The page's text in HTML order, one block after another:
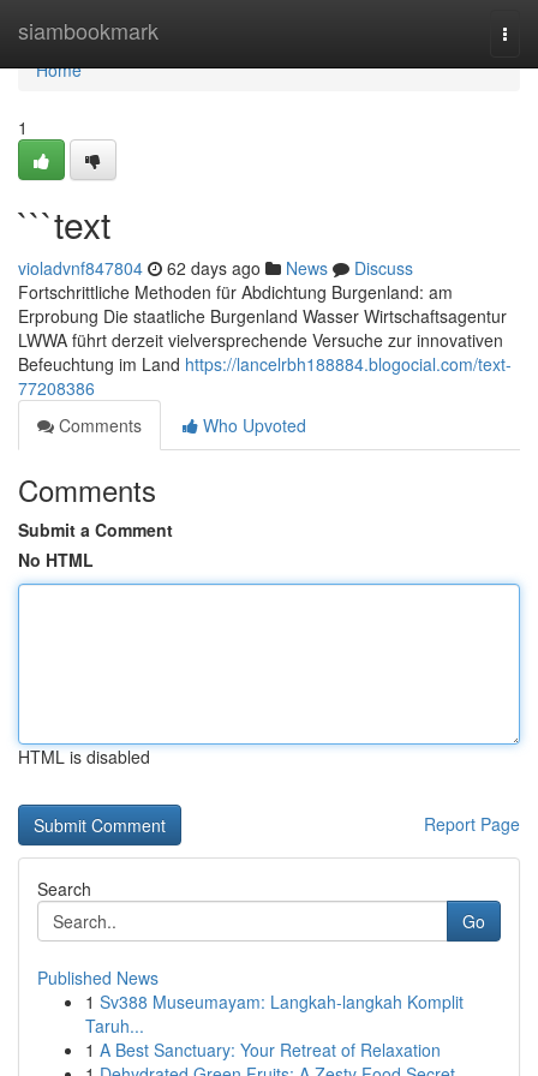
siambookmark
Home
Home
1
```text
violadvnf847804 62 days ago News
Discuss
Fortschrittliche Methoden für Abdichtung Burgenland: am
Erprobung Die staatliche Burgenland Wasser Wirtschaftsagentur
LWWA führt derzeit vielversprechende Versuche zur innovativen
Befeuchtung im Land https://lancelrbh188884.blogocial.com/text-
77208386
Comments
Who Upvoted
Comments
Submit a Comment
No HTML
HTML is disabled
Report Page
Search
Go
Published News
1 Sv388 Museumayam: Langkah-langkah Komplit
Taruh...
1 A Best Sanctuary: Your Retreat of Relaxation